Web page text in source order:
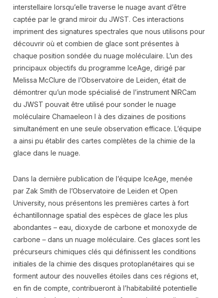
interstellaire lorsqu’elle traverse le nuage avant d’être
captée par le grand miroir du JWST. Ces interactions
impriment des signatures spectrales que nous utilisons pour
découvrir où et combien de glace sont présentes à
chaque position sondée du nuage moléculaire. L’un des
principaux objectifs du programme IceAge, dirigé par
Melissa McClure de l’Observatoire de Leiden, était de
démontrer qu’un mode spécialisé de l’instrument NIRCam
du JWST pouvait être utilisé pour sonder le nuage
moléculaire Chamaeleon I à des dizaines de positions
simultanément en une seule observation efficace. L’équipe
a ainsi pu établir des cartes complètes de la chimie de la
glace dans le nuage.
Dans la dernière publication de l’équipe IceAge, menée
par Zak Smith de l’Observatoire de Leiden et Open
University, nous présentons les premières cartes à fort
échantillonnage spatial des espèces de glace les plus
abondantes – eau, dioxyde de carbone et monoxyde de
carbone – dans un nuage moléculaire. Ces glaces sont les
précurseurs chimiques clés qui définissent les conditions
initiales de la chimie des disques protoplanétaires qui se
forment autour des nouvelles étoiles dans ces régions et,
en fin de compte, contribueront à l’habitabilité potentielle